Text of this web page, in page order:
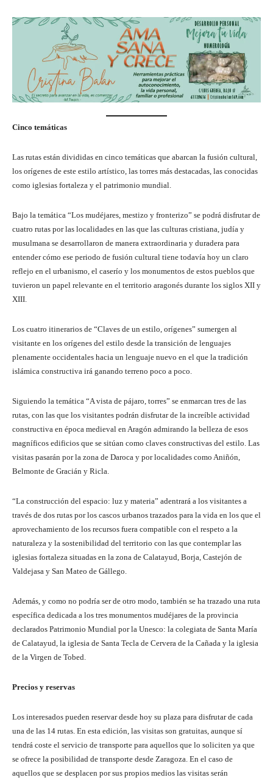
Cinco temáticas
Las rutas están divididas en cinco temáticas que abarcan la fusión cultural,
los orígenes de este estilo artístico, las torres más destacadas, las conocidas
como iglesias fortaleza y el patrimonio mundial.
Bajo la temática “Los mudéjares, mestizo y fronterizo” se podrá disfrutar de
cuatro rutas por las localidades en las que las culturas cristiana, judía y
musulmana se desarrollaron de manera extraordinaria y duradera para
entender cómo ese periodo de fusión cultural tiene todavía hoy un claro
reflejo en el urbanismo, el caserío y los monumentos de estos pueblos que
tuvieron un papel relevante en el territorio aragonés durante los siglos XII y
XIII.
Los cuatro itinerarios de “Claves de un estilo, orígenes” sumergen al
visitante en los orígenes del estilo desde la transición de lenguajes
plenamente occidentales hacia un lenguaje nuevo en el que la tradición
islámica constructiva irá ganando terreno poco a poco.
Siguiendo la temática “A vista de pájaro, torres” se enmarcan tres de las
rutas, con las que los visitantes podrán disfrutar de la increíble actividad
constructiva en época medieval en Aragón admirando la belleza de esos
magníficos edificios que se sitúan como claves constructivas del estilo. Las
visitas pasarán por la zona de Daroca y por localidades como Aniñón,
Belmonte de Gracián y Ricla.
“La construcción del espacio: luz y materia” adentrará a los visitantes a
través de dos rutas por los cascos urbanos trazados para la vida en los que el
aprovechamiento de los recursos fuera compatible con el respeto a la
naturaleza y la sostenibilidad del territorio con las que contemplar las
iglesias fortaleza situadas en la zona de Calatayud, Borja, Castejón de
Valdejasa y San Mateo de Gállego.
Además, y como no podría ser de otro modo, también se ha trazado una ruta
específica dedicada a los tres monumentos mudéjares de la provincia
declarados Patrimonio Mundial por la Unesco: la colegiata de Santa María
de Calatayud, la iglesia de Santa Tecla de Cervera de la Cañada y la iglesia
de la Virgen de Tobed.
Precios y reservas
Los interesados pueden reservar desde hoy su plaza para disfrutar de cada
una de las 14 rutas. En esta edición, las visitas son gratuitas, aunque sí
tendrá coste el servicio de transporte para aquellos que lo soliciten ya que
se ofrece la posibilidad de transporte desde Zaragoza. En el caso de
aquellos que se desplacen por sus propios medios las visitas serán